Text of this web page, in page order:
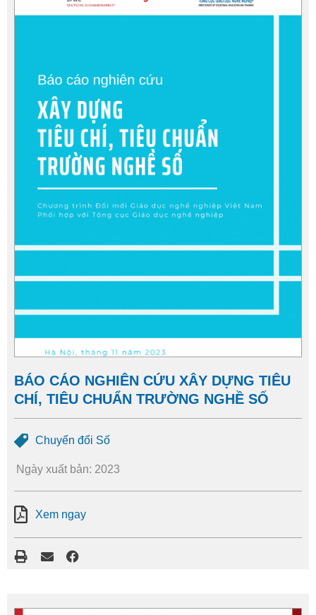
BÁO CÁO NGHIÊN CỨU XÂY DỰNG TIÊU
CHÍ, TIÊU CHUẨN TRƯỜNG NGHỀ SỐ
Chuyển đổi Số
Ngày xuất bản: 2023
Xem ngay